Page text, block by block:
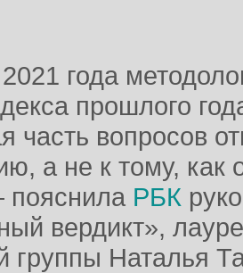
года
прошлого
часть вопросов
а не к тому, как
пояснила РБК
вердикт»,
группы Наталья